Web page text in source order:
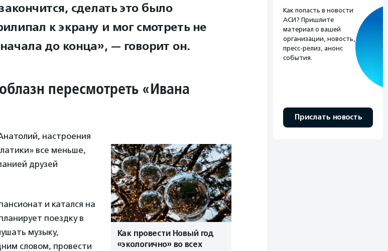
сделать это было
к экрану и мог смотреть не
до конца», — говорит он.
пересмотреть «Ивана
Как провести Новый год
«экологично» во всех
настроения
все меньше,
друзей
и катался на
поездку в
музыку,
словом, провести
Как попасть в новости
АСИ? Пришлите
материал о вашей
организации, новость,
пресс-релиз, анонс
события.
Прислать новость